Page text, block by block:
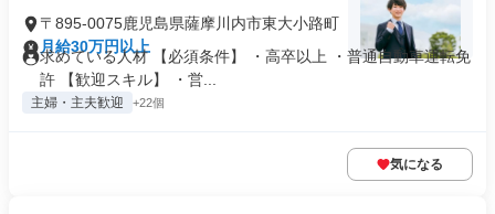
〒895-0075鹿児島県薩摩川内市東大小路町
月給30万円以上
求めている人材 【必須条件】 ・高卒以上 ・普通自動車運転免
許 【歓迎スキル】 ・営...
主婦・主夫歓迎 +22個
気になる